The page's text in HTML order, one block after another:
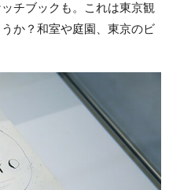
チブックも。これは東京観
か？和室や庭園、東京のビ